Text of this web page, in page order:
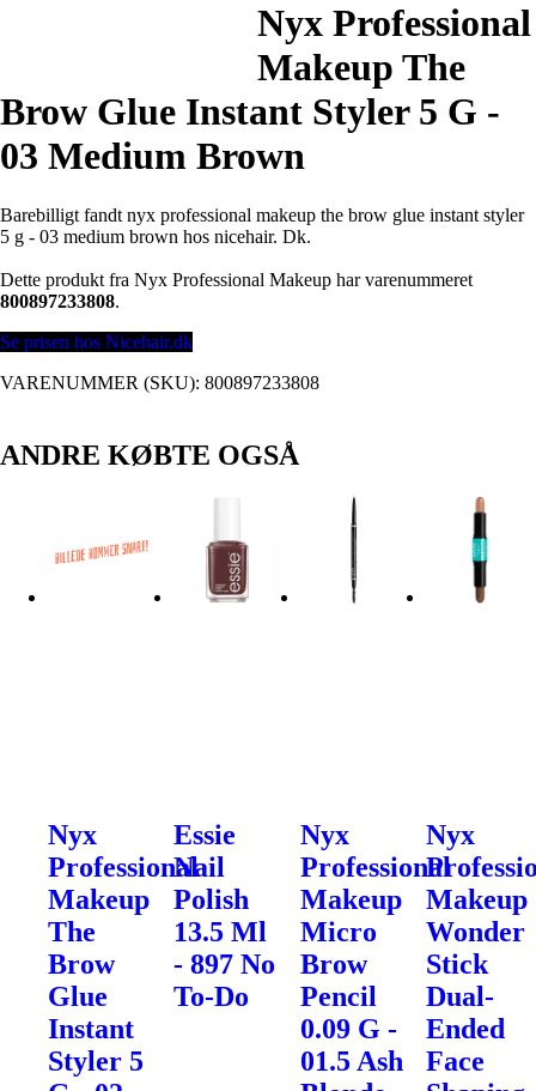
Nyx Professional
Makeup The
Brow Glue Instant Styler 5 G -
03 Medium Brown
Barebilligt fandt nyx professional makeup the brow glue instant styler
5 g - 03 medium brown hos nicehair. Dk.
Dette produkt fra Nyx Professional Makeup har varenummeret
800897233808.
Se prisen hos Nicehair.dk
VARENUMMER (SKU): 800897233808
ANDRE KØBTE OGSÅ
Nyx
Professional
Makeup
The
Brow
Glue
Instant
Styler 5
Essie
Nail
Polish
13.5 Ml
- 897 No
To-Do
Nyx
Professional
Makeup
Micro
Brow
Pencil
0.09 G -
01.5 Ash
Nyx
Makeup
Wonder
Stick
Dual-
Ended
Face